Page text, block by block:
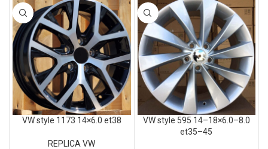
VW style 1173 14×6.0 et38
REPLICA VW
VW style 595 14–18×6.0–8.0
et35–45